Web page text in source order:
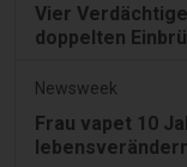
Vier
doppelten
Newsweek
Frau vapet 10